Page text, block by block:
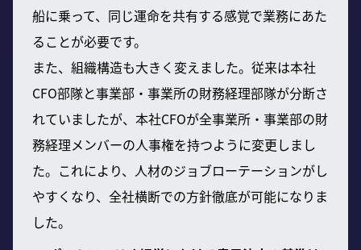
船に乗って、同じ運命を共有する感覚で業務にあた
ることが必要です。
また、組織構造も大きく変えました。従来は本社
CFO部隊と事業部・事業所の財務経理部隊が分断さ
れていましたが、本社CFOが全事業所・事業部の財
務経理メンバーの人事権を持つように変更しまし
た。これにより、人材のジョブローテーションがし
やすくなり、全社横断での方針徹底が可能になりま
した。